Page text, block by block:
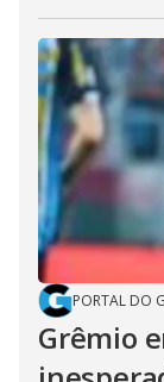
PORTAL DO
Grêmio